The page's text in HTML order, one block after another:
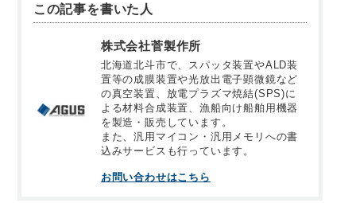
この記事を書いた人
株式会社菅製作所
北海道北斗市で、スパッタ装置やALD装
置等の成膜装置や光放出電子顕微鏡など
の真空装置、放電プラズマ焼結(SPS)に
よる材料合成装置、漁船向け船舶用機器
を製造・販売しています。
また、汎用マイコン・汎用メモリへの書
込みサービスも行っています。
お問い合わせはこちら